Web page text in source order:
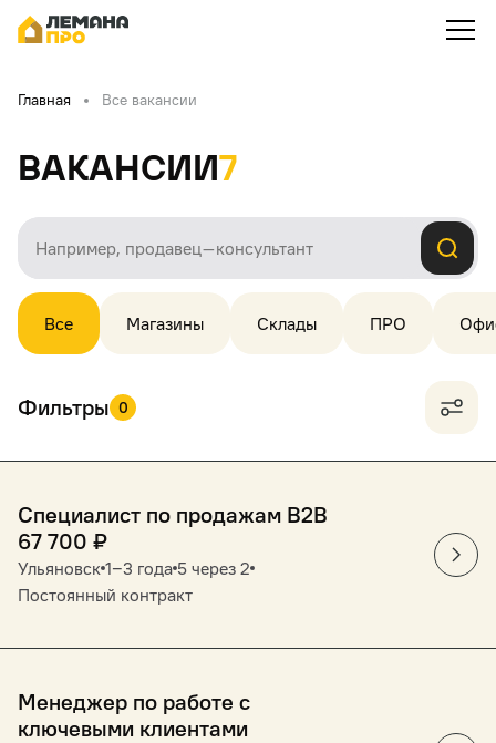
Главная Все вакансии
Вакансии7
Все Магазины Склады ПРО
Фильтры 0
Специалист по продажам В2В
67 700 ₽
Ульяновск 1‒3 года 5 через 2
Постоянный контракт
Менеджер по работе с
ключевыми клиентами